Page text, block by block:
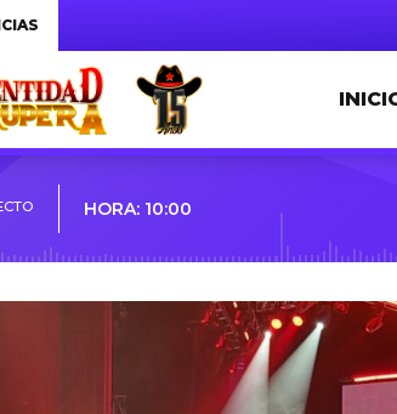
HORA: 10:00